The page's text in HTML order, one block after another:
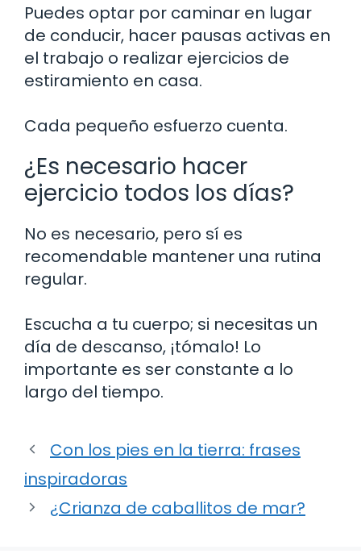
Puedes optar por caminar en lugar
de conducir, hacer pausas activas en
el trabajo o realizar ejercicios de
estiramiento en casa.
Cada pequeño esfuerzo cuenta.
¿Es necesario hacer
ejercicio todos los días?
No es necesario, pero sí es
recomendable mantener una rutina
regular.
Escucha a tu cuerpo; si necesitas un
día de descanso, ¡tómalo! Lo
importante es ser constante a lo
largo del tiempo.
Con los pies en la tierra: frases
inspiradoras
¿Crianza de caballitos de mar?